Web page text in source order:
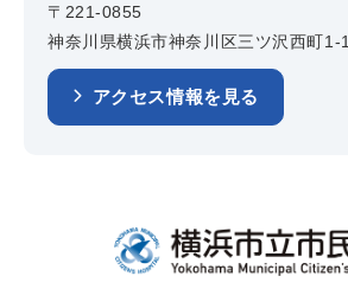
〒221-0855
神奈川県横浜市神奈川区三ツ沢西町1-1
アクセス情報を見る